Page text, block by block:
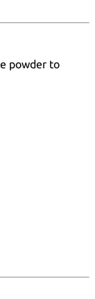
powder to